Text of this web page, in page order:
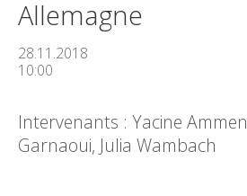
Allemagne
28.11.2018
10:00
Intervenants : Yacine
Garnaoui, Julia Wambach